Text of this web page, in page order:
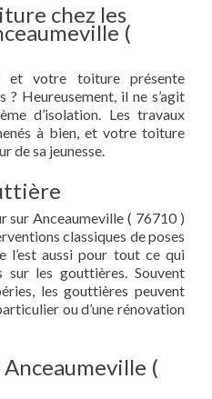
chez les
(
et votre toiture présente
? Heureusement, il ne s’agit
d’isolation. Les travaux
à bien, et votre toiture
de sa jeunesse.
sur Anceaumeville ( 76710 )
classiques de poses
l’est aussi pour tout ce qui
sur les gouttières. Souvent
les gouttières peuvent
ou d’une rénovation
(